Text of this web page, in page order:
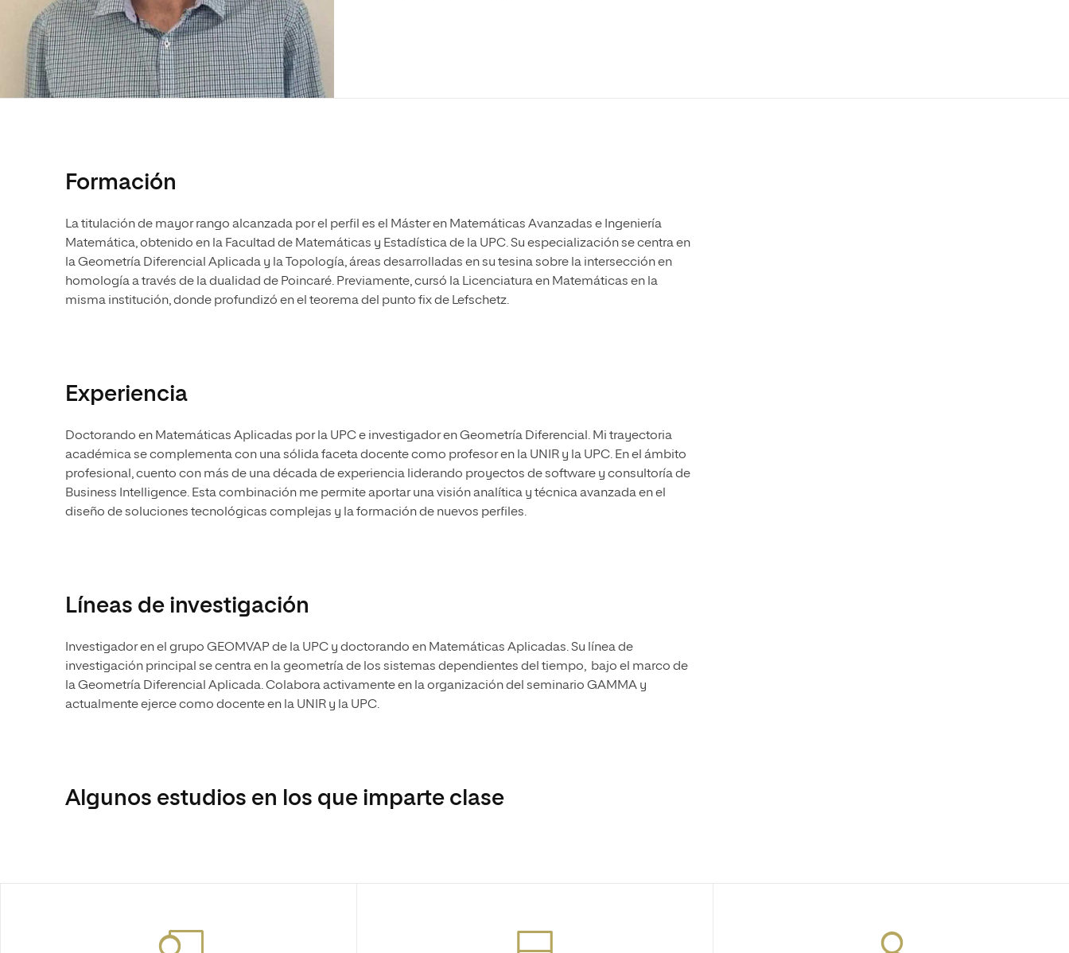
Ciencias Políticas y Relaciones
Internacionales
Diseño
Ciencias de la Salud
Ciencias Sociales
Humanidades
Ingeniería y Tecnología
Diseño
Ciencias de la Salud
Ciencias Sociales
Escuela de Humanidades
Normas de Organización y
Funcionamiento
Formación
La titulación de mayor rango alcanzada por el perfil es el Máster en Matemáticas Avanzadas e Ingeniería
Matemática, obtenido en la Facultad de Matemáticas y Estadística de la UPC. Su especialización se centra en
la Geometría Diferencial Aplicada y la Topología, áreas desarrolladas en su tesina sobre la intersección en
homología a través de la dualidad de Poincaré. Previamente, cursó la Licenciatura en Matemáticas en la
misma institución, donde profundizó en el teorema del punto fix de Lefschetz.
Experiencia
Doctorando en Matemáticas Aplicadas por la UPC e investigador en Geometría Diferencial. Mi trayectoria
académica se complementa con una sólida faceta docente como profesor en la UNIR y la UPC. En el ámbito
profesional, cuento con más de una década de experiencia liderando proyectos de software y consultoría de
Business Intelligence. Esta combinación me permite aportar una visión analítica y técnica avanzada en el
diseño de soluciones tecnológicas complejas y la formación de nuevos perfiles.
Líneas de investigación
Investigador en el grupo GEOMVAP de la UPC y doctorando en Matemáticas Aplicadas. Su línea de
investigación principal se centra en la geometría de los sistemas dependientes del tiempo, bajo el marco de
la Geometría Diferencial Aplicada. Colabora activamente en la organización del seminario GAMMA y
actualmente ejerce como docente en la UNIR y la UPC.
Algunos estudios en los que imparte clase